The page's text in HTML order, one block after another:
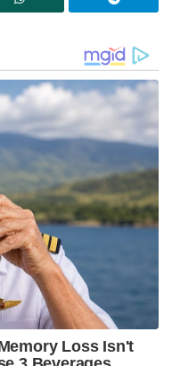
കൊല്ലപ്പെട്ടു!’:
പാത!;
വഴി പുതിയ
ഏക്കർ ഭൂമിയാണ്
വിവിധ
ഭൂമി വഖഫ്
ഏകദേശം 1.2
ഈ
ചെയ്യുന്നതിലും ഉള്ള